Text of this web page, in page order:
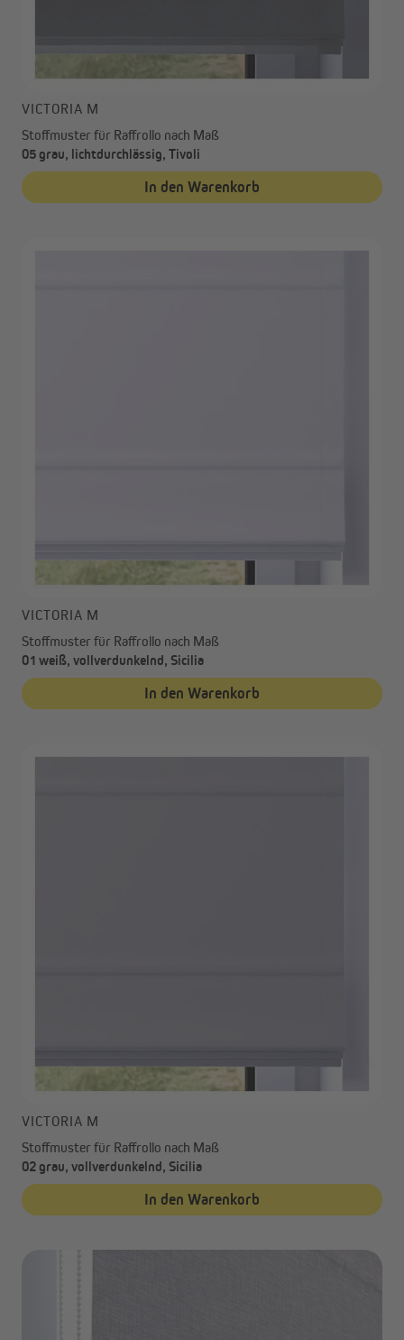
VICTORIA M
Stoffmuster für Raffrollo nach Maß
05 grau, lichtdurchlässig, Tivoli
In den Warenkorb
VICTORIA M
Stoffmuster für Raffrollo nach Maß
01 weiß, vollverdunkelnd, Sicilia
In den Warenkorb
VICTORIA M
Stoffmuster für Raffrollo nach Maß
02 grau, vollverdunkelnd, Sicilia
In den Warenkorb